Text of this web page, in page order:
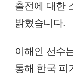
출전에 대한
밝혔습니다.
이해인 선수
통해 한국 피